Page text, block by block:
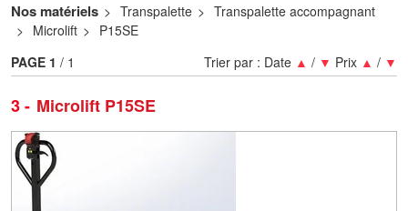
Nos matériels Transpalette
Transpalette accompagnant
Microlift
P15SE
3 Microlift P15SE
Trier par : Date ▲ / ▼ Prix ▲ / ▼
PAGE 1 / 1